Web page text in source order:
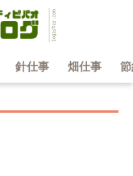
針仕事 畑仕事